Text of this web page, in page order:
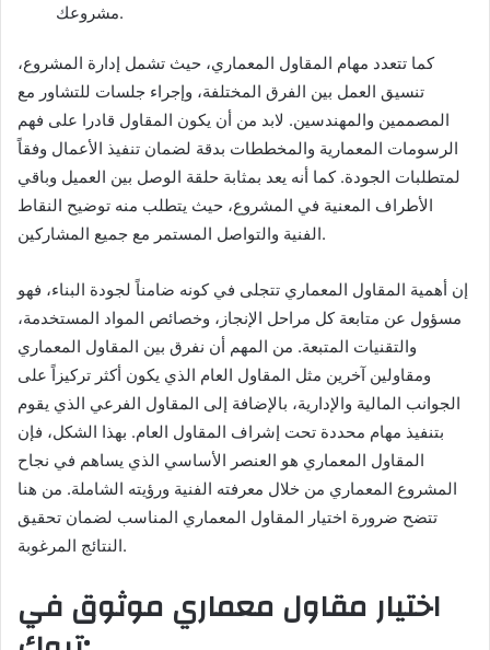
مشروعك.
كما تتعدد مهام المقاول المعماري، حيث تشمل إدارة المشروع،
تنسيق العمل بين الفرق المختلفة، وإجراء جلسات للتشاور مع
المصممين والمهندسين. لابد من أن يكون المقاول قادرا على فهم
الرسومات المعمارية والمخططات بدقة لضمان تنفيذ الأعمال وفقاً
لمتطلبات الجودة. كما أنه يعد بمثابة حلقة الوصل بين العميل وباقي
الأطراف المعنية في المشروع، حيث يتطلب منه توضيح النقاط
الفنية والتواصل المستمر مع جميع المشاركين.
إن أهمية المقاول المعماري تتجلى في كونه ضامناً لجودة البناء، فهو
مسؤول عن متابعة كل مراحل الإنجاز، وخصائص المواد المستخدمة،
والتقنيات المتبعة. من المهم أن نفرق بين المقاول المعماري
ومقاولين آخرين مثل المقاول العام الذي يكون أكثر تركيزاً على
الجوانب المالية والإدارية، بالإضافة إلى المقاول الفرعي الذي يقوم
بتنفيذ مهام محددة تحت إشراف المقاول العام. بهذا الشكل، فإن
المقاول المعماري هو العنصر الأساسي الذي يساهم في نجاح
المشروع المعماري من خلال معرفته الفنية ورؤيته الشاملة. من هنا
تتضح ضرورة اختيار المقاول المعماري المناسب لضمان تحقيق
النتائج المرغوبة.
اختيار مقاول معماري موثوق في